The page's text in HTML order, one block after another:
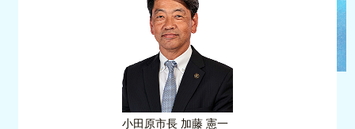
小田原市長 加藤 憲一